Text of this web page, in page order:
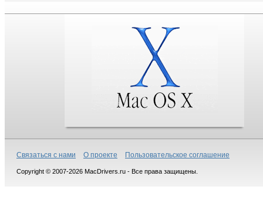
Связаться с нами О проекте Пользовательское соглашение
Copyright © 2007-2026 MacDrivers.ru - Все права защищены.